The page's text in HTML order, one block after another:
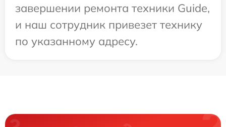
завершении ремонта техники Guide,
и наш сотрудник привезет технику
по указанному адресу.